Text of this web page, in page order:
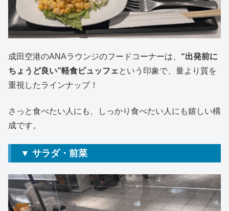
成田空港のANAラウンジのフードコーナーは、 “出発前に
ちょうど良い”軽食ビュッフェという印象で、量より質を
重視したラインナップ！
さっと食べたい人にも、しっかり食べたい人にも嬉しい構
成です。
▼ サラダ・前菜